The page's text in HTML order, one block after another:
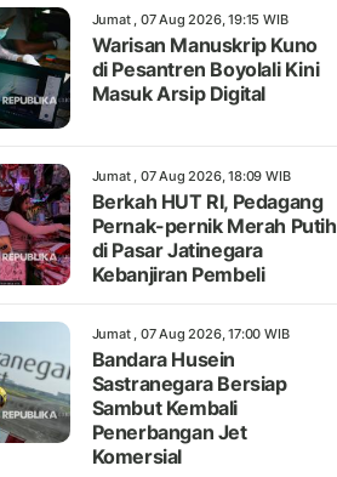
Jumat , 07 Aug 2026, 19:15 WIB
Warisan Manuskrip Kuno
di Pesantren Boyolali Kini
Masuk Arsip Digital
Jumat , 07 Aug 2026, 18:09 WIB
Berkah HUT RI, Pedagang
Pernak-pernik Merah Putih
di Pasar Jatinegara
Kebanjiran Pembeli
Jumat , 07 Aug 2026, 17:00 WIB
Bandara Husein
Sastranegara Bersiap
Sambut Kembali
Penerbangan Jet
Komersial